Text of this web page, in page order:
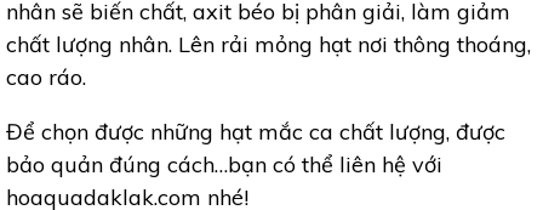
nhân sẽ biến chất, axit béo bị phân giải, làm giảm
chất lượng nhân. Lên rải mỏng hạt nơi thông thoáng,
cao ráo.
Để chọn được những hạt mắc ca chất lượng, được
bảo quản đúng cách…bạn có thể liên hệ với
hoaquadaklak.com nhé!